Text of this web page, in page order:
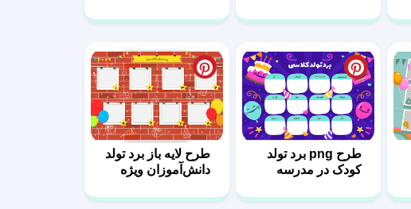
طرح png برد تولد
کودک در مدرسه
طرح لایه باز برد تولد
دانش‌آموزان ویژه